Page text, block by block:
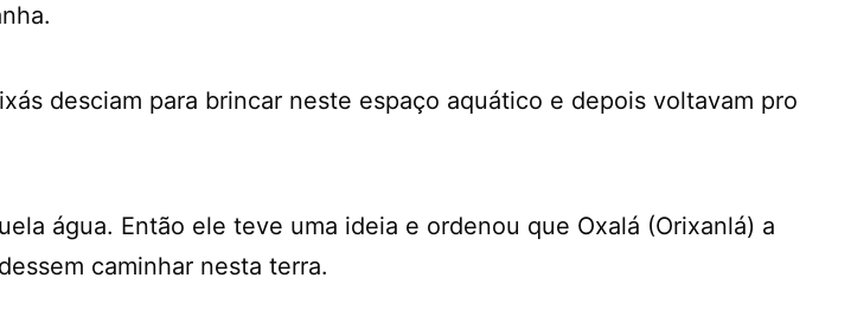
desciam para brincar neste espaço aquático e depois voltavam pro
água. Então ele teve uma ideia e ordenou que Oxalá (Orixanlá) a
caminhar nesta terra.